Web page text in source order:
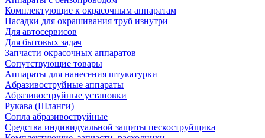
Комплектующие к окрасочным аппаратам
Насадки для окрашивания труб изнутри
Для автосервисов
Для бытовых задач
Запчасти окрасочных аппаратов
Сопутствующие товары
Аппараты для нанесения штукатурки
Aбразивоструйные аппараты
Абразивоструйные установки
Рукава (Шланги)
Сопла абразивоструйные
Средства индивидуальной защиты пескоструйщика